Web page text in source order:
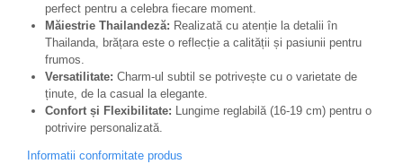
perfect pentru a celebra fiecare moment.
Măiestrie Thailandeză: Realizată cu atenție la detalii în
Thailanda, brățara este o reflecție a calității și pasiunii pentru
frumos.
Versatilitate: Charm-ul subtil se potrivește cu o varietate de
ținute, de la casual la elegante.
Confort și Flexibilitate: Lungime reglabilă (16-19 cm) pentru o
potrivire personalizată.
Informatii conformitate produs